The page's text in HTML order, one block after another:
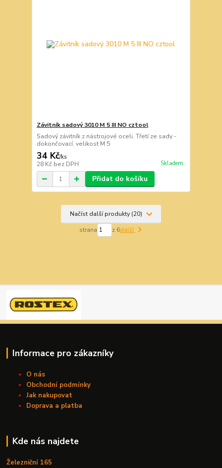
Závitník sadový 3010 M 5 III NO cztool
Sadový závitník z nástrojové oceli. Třetí ze sady -
dokončovací. velikost M 5
34 Kč/ks
28 Kč bez DPH Skladem
Přidat do košíku
Načíst další produkty (20)
strana z 6další
Informace pro zákazníky
O nás
Obchodní podmínky
Jak nakupovat
Doprava a platba
Kde nás najdete
Železniční 165